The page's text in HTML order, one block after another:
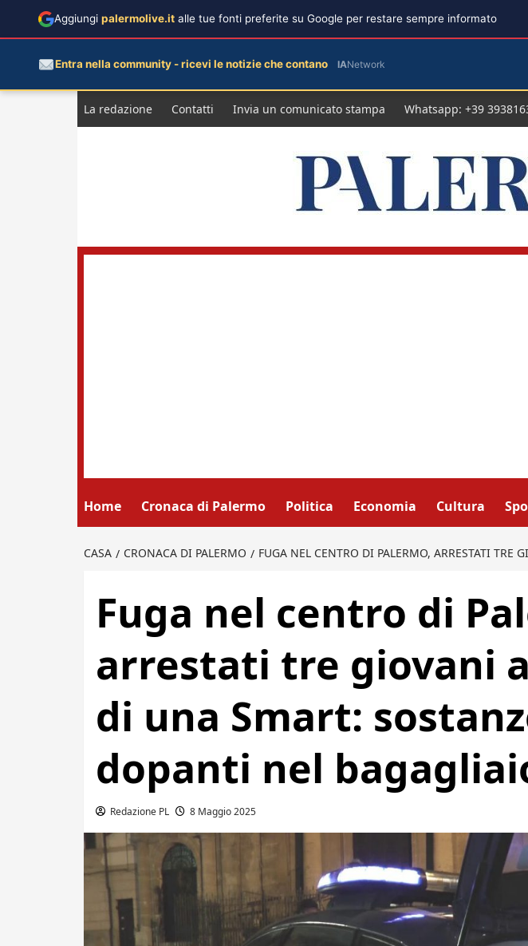
La redazione Contatti Invia un comunicato stampa Whatsapp: +39
Home Cronaca di Palermo Politica Economia Cultura
CASA CRONACA DI PALERMO FUGA NEL CENTRO DI PALERMO, ARRESTATI
Fuga nel centro di
arrestati tre giovani
di una Smart:
dopanti nel
Redazione PL 8 Maggio 2025
Aggiungi palermolive.it alle tue fonti preferite su Google per restare sempre informato
Entra nella community - ricevi le notizie che contano IANetwork